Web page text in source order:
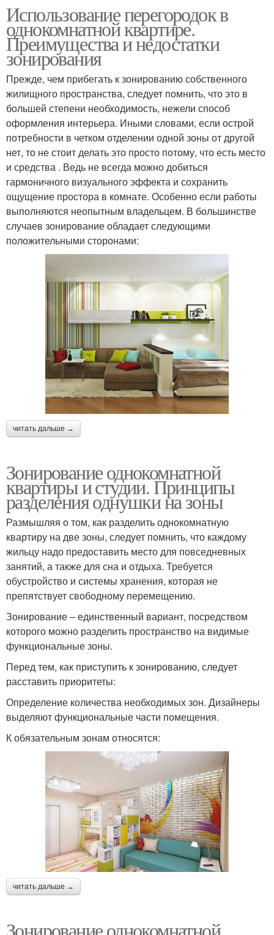
Использование перегородок в
однокомнатной квартире.
Преимущества и недостатки
зонирования
Прежде, чем прибегать к зонированию собственного
жилищного пространства, следует помнить, что это в
большей степени необходимость, нежели способ
оформления интерьера. Иными словами, если острой
потребности в четком отделении одной зоны от другой
нет, то не стоит делать это просто потому, что есть место
и средства . Ведь не всегда можно добиться
гармоничного визуального эффекта и сохранить
ощущение простора в комнате. Особенно если работы
выполняются неопытным владельцем. В большинстве
случаев зонирование обладает следующими
положительными сторонами:
читать дальше →
Зонирование однокомнатной
квартиры и студии. Принципы
разделения однушки на зоны
Размышляя о том, как разделить однокомнатную
квартиру на две зоны, следует помнить, что каждому
жильцу надо предоставить место для повседневных
занятий, а также для сна и отдыха. Требуется
обустройство и системы хранения, которая не
препятствует свободному перемещению.
Зонирование – единственный вариант, посредством
которого можно разделить пространство на видимые
функциональные зоны.
Перед тем, как приступить к зонированию, следует
расставить приоритеты:
Определение количества необходимых зон. Дизайнеры
выделяют функциональные части помещения.
К обязательным зонам относятся:
читать дальше →